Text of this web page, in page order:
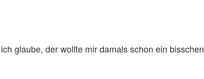
glaube, der wollte mir damals schon ein bisschen